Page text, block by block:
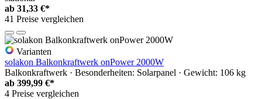
ab 31,33 €*
41 Preise vergleichen
Varianten
solakon Balkonkraftwerk onPower 2000W
Balkonkraftwerk · Besonderheiten: Solarpanel · Gewicht: 106 kg
ab 399,99 €*
4 Preise vergleichen